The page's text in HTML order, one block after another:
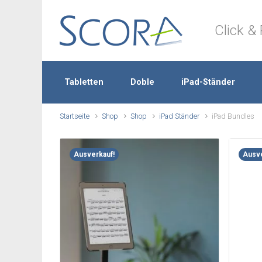
Click &
Tabletten Doble iPad-Ständer
Startseite Shop Shop iPad Ständer iPad Bundles
Ausverkauf!